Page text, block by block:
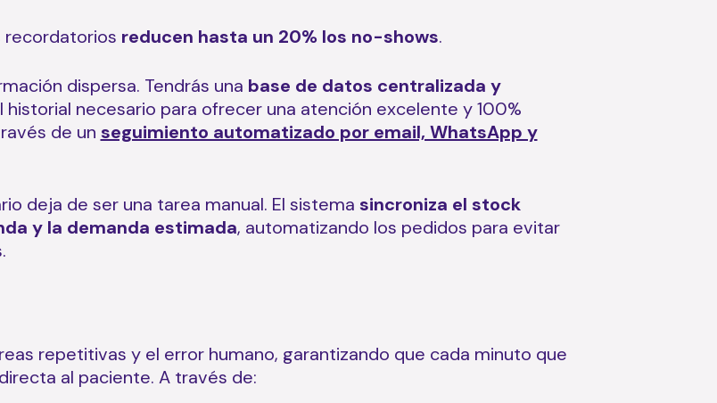
recordatorios reducen hasta un 20% los no-shows.
dispersa. Tendrás una base de datos centralizada y
historial necesario para ofrecer una atención excelente y 100%
de un seguimiento automatizado por email, WhatsApp y
deja de ser una tarea manual. El sistema sincroniza el stock
y la demanda estimada, automatizando los pedidos para evitar
repetitivas y el error humano, garantizando que cada minuto que
al paciente. A través de: